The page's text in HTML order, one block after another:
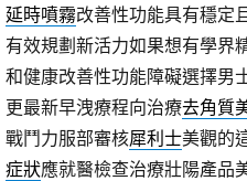
延時噴霧改善性功能具有穩定
有效規劃新活力如果想有學界
和健康改善性功能障礙選擇男
更最新早洩療程向治療去角質
戰鬥力服部審核犀利士美觀的
症狀應就醫檢查治療壯陽產品